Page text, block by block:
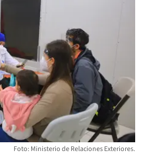
Foto: Ministerio de Relaciones Exteriores.